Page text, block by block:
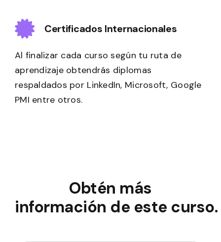
Certificados Internacionales
Al finalizar cada curso según tu ruta de
aprendizaje obtendrás diplomas
respaldados por LinkedIn, Microsoft, Google
PMI entre otros.
Obtén más
información de este curso.